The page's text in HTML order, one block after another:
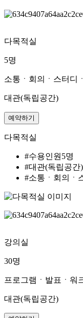
다목적실
5명
소통ㆍ회의ㆍ스터디
대관(독립공간)
예약하기
다목적실
#수용인원5명
#대관(독립공간)
#소통ㆍ회의ㆍ
강의실
30명
프로그램ㆍ발표ㆍ워
대관(독립공간)